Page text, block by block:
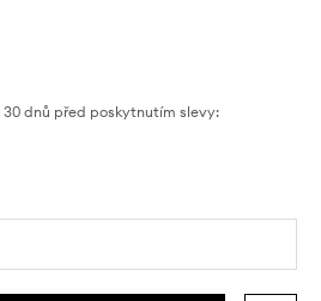
dnů před poskytnutím slevy: